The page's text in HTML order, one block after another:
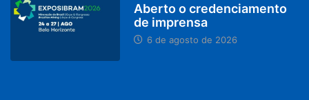
Aberto o credenciamento
de imprensa
6 de agosto de 2026